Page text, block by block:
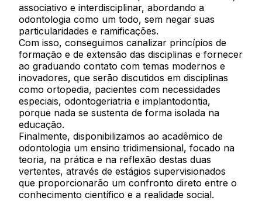
associativo e interdisciplinar, abordando a
odontologia como um todo, sem negar suas
particularidades e ramificações.
Com isso, conseguimos canalizar princípios de
formação e de extensão das disciplinas e fornecer
ao graduando contato com temas modernos e
inovadores, que serão discutidos em disciplinas
como ortopedia, pacientes com necessidades
especiais, odontogeriatria e implantodontia,
porque nada se sustenta de forma isolada na
educação.
Finalmente, disponibilizamos ao acadêmico de
odontologia um ensino tridimensional, focado na
teoria, na prática e na reflexão destas duas
vertentes, através de estágios supervisionados
que proporcionarão um confronto direto entre o
conhecimento científico e a realidade social.